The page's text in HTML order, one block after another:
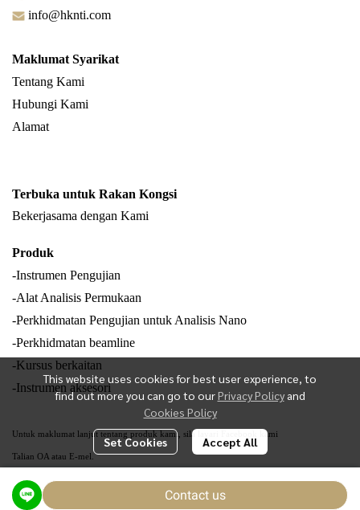
Contact us
This website uses cookies for best user experience, to
find out more you can go to ourPrivacy Policy and
Cookies Policy
Set Cookies Accept All
info@hknti.com
Maklumat Syarikat
Tentang Kami
Hubungi Kami
Alamat
Terbuka untuk Rakan Kongsi
Bekerjasama dengan Kami
Produk
-Instrumen Pengujian
-Alat Analisis Permukaan
-Perkhidmatan Pengujian untuk Analisis Nano
-Perkhidmatan beamline
-Kursus berkaitan
-Instrumen aksesori
Untuk maklumat lanjut tentang produk kami, sila layari Facebook kami
Talian OA atau E-mel.